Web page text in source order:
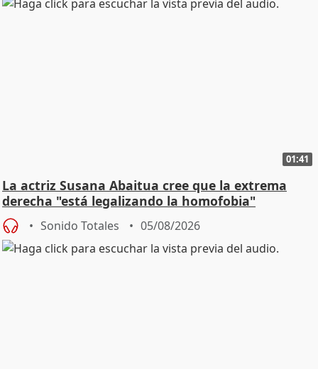
01:41
La actriz Susana Abaitua cree que la extrema
derecha "está legalizando la homofobia"
Sonido Totales 05/08/2026